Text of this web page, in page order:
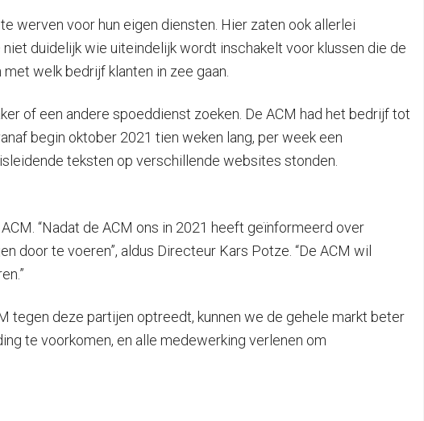
werven voor hun eigen diensten. Hier zaten ook allerlei
duidelijk wie uiteindelijk wordt inschakelt voor klussen die de
welk bedrijf klanten in zee gaan.
of een andere spoeddienst zoeken. De ACM had het bedrijf tot
begin oktober 2021 tien weken lang, per week een
teksten op verschillende websites stonden.
“Nadat de ACM ons in 2021 heeft geïnformeerd over
door te voeren”, aldus Directeur Kars Potze. “De ACM wil
tegen deze partijen optreedt, kunnen we de gehele markt beter
te voorkomen, en alle medewerking verlenen om